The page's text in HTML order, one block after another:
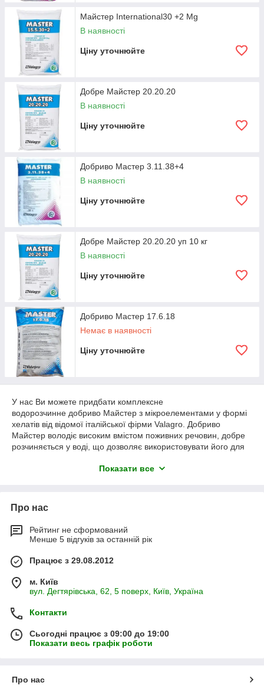
Майстер International30 +2 Mg
В наявності
Ціну уточнюйте
Добре Майстер 20.20.20
В наявності
Ціну уточнюйте
Добриво Мастер 3.11.38+4
В наявності
Ціну уточнюйте
Добре Майстер 20.20.20 уп 10 кг
В наявності
Ціну уточнюйте
Добриво Мастер 17.6.18
Немає в наявності
Ціну уточнюйте
У нас Ви можете придбати комплексне
водорозчинне добриво Майстер з мікроелементами у формі
хелатів від відомої італійської фірми Valagro. Добриво
Майстер володіє високим вмістом поживних речовин, добре
розчиняється у воді, що дозволяє використовувати його для
краплинному поливі. Шість стандартних формул NPK
Високоефективне мікродобриво Майстер за доступною ціною
в інтернет-магазині Агрофарм
Показати все
Про нас
Рейтинг не сформований
Менше 5 відгуків за останній рік
Працює з 29.08.2012
м. Київ
вул. Дегтярівська, 62, 5 поверх, Київ, Україна
Контакти
Сьогодні працює з 09:00 до 19:00
Показати весь графік роботи
Про нас